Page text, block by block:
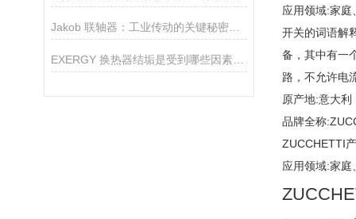
Jakob 联轴器：工业传动的关键秘密是什么？
EXERGY 换热器结垢是受到哪些因素的影响？
应用领域:家庭
开关的词语解
备，其中有一
路，不允许电
原产地:意大利
品牌全称
ZUCCHETTI
应用领域:家庭